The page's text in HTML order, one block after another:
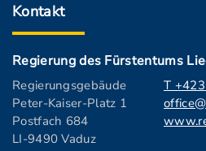
Kontakt
Regierung des Fürstentums
Regierungsgebäude
Peter-Kaiser-Platz 1
Postfach 684
LI-9490 Vaduz
T